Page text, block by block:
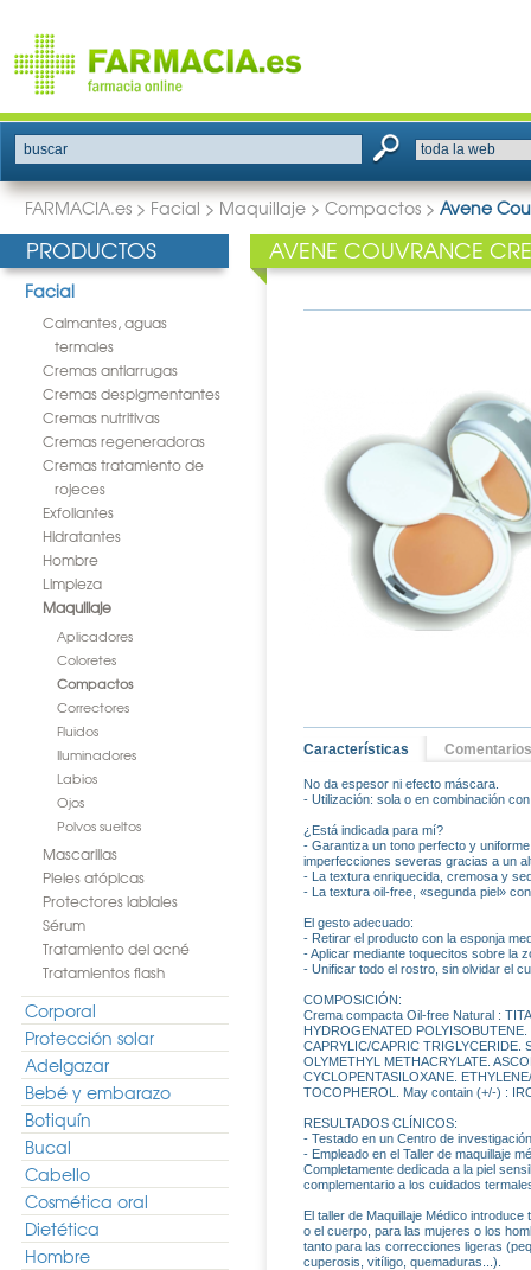
buscar
FARMACIA.es > Facial > Maquillaje > Compactos > Avene
PRODUCTOS
Facial
Calmantes, aguas
termales
Cremas antiarrugas
Cremas despigmentantes
Cremas nutritivas
Cremas regeneradoras
Cremas tratamiento de
rojeces
Exfoliantes
Hidratantes
Hombre
Limpieza
Maquillaje
Aplicadores
Coloretes
Compactos
Correctores
Fluidos
Iluminadores
Labios
Ojos
Polvos sueltos
Mascarillas
Pieles atópicas
Protectores labiales
Sérum
Tratamiento del acné
Tratamientos flash
Corporal
Protección solar
Adelgazar
Bebé y embarazo
Botiquín
Bucal
Cabello
Cosmética oral
Dietética
Hombre
AVENE COUVRANCE
Características Comentarios
No da espesor ni efecto máscara.
- Utilización: sola o en combinación
¿Está indicada para mí?
- Garantiza un tono perfecto y
imperfecciones severas gracias a un
- La textura enriquecida, cremosa y
- La textura oil-free, «segunda piel»
El gesto adecuado:
- Retirar el producto con la esponja
- Aplicar mediante toquecitos sobre la
- Unificar todo el rostro, sin olvidar el
COMPOSICIÓN:
Crema compacta Oil-free Natural :
HYDROGENATED
CAPRYLIC/CAPRIC TRIGLYCERIDE.
OLYMETHYL METHACRYLATE.
CYCLOPENTASILOXANE.
TOCOPHEROL. May contain (+/-) :
RESULTADOS CLÍNICOS:
- Testado en un Centro de
- Empleado en el Taller de maquillaje
Completamente dedicada a la piel
complementario a los cuidados
El taller de Maquillaje Médico
o el cuerpo, para las mujeres o los
tanto para las correcciones ligeras
cuperosis, vitíligo, quemaduras...).